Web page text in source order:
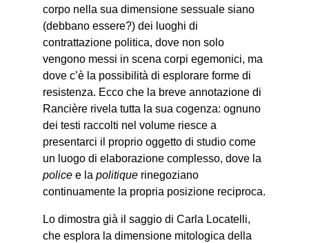
corpo nella sua dimensione sessuale siano
(debbano essere?) dei luoghi di
contrattazione politica, dove non solo
vengono messi in scena corpi egemonici, ma
dove c’è la possibilità di esplorare forme di
resistenza. Ecco che la breve annotazione di
Rancière rivela tutta la sua cogenza: ognuno
dei testi raccolti nel volume riesce a
presentarci il proprio oggetto di studio come
un luogo di elaborazione complesso, dove la
police e lapolitique rinegoziano
continuamente la propria posizione reciproca.
Lo dimostra già il saggio di Carla Locatelli,
che esplora la dimensione mitologica della